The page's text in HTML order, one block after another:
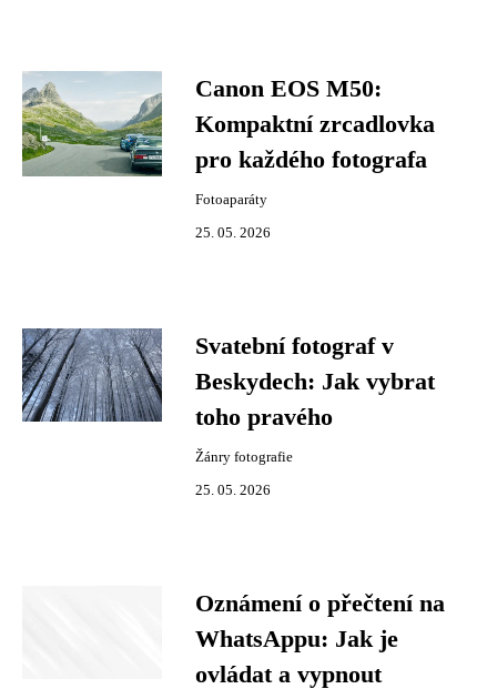
Canon EOS M50:
Kompaktní zrcadlovka
pro každého fotografa
Fotoaparáty
25. 05. 2026
Svatební fotograf v
Beskydech: Jak vybrat
toho pravého
Žánry fotografie
25. 05. 2026
Oznámení o přečtení na
WhatsAppu: Jak je
ovládat a vypnout